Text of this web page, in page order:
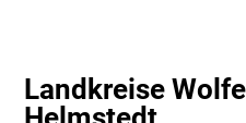
Landkreise